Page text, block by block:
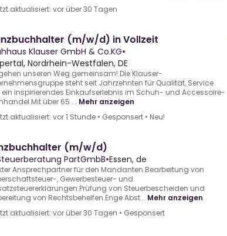
aktualisiert: vor über 30 Tagen
(m/w/d) in Vollzeit
Klauser GmbH & Co.KG•
Nordrhein-Westfalen, DE
unseren Weg gemeinsam!.Die Klauser-
steht seit Jahrzehnten für Qualität, Service
inspirierendes Einkaufserlebnis im Schuh- und Accessoire-
über 65 ... Mehr anzeigen
aktualisiert: vor 1 Stunde • Gesponsert • Neu!
(m/w/d)
PartGmbB•Essen, de
Ansprechpartner für den Mandanten.Bearbeitung von
, Gewerbesteuer- und
von Steuerbescheiden und
von Rechtsbehelfen.Enge Abst... Mehr anzeigen
aktualisiert: vor über 30 Tagen • Gesponsert